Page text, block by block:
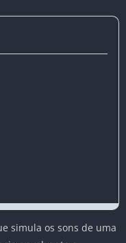
simula os sons de uma